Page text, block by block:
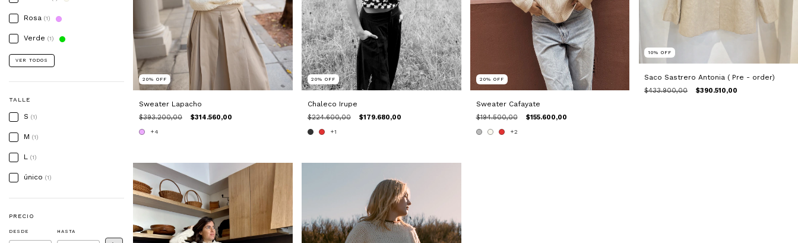
Rosa (1)
Verde (1)
VER TODOS
TALLE
S (1)
M (1)
L (1)
único (1)
PRECIO
DESDE HASTA
20% OFF
Sweater Lapacho
$393.200,00 $314.560,00
+4
20% OFF
Chaleco Irupe
$224.600,00 $179.680,00
+1
20% OFF
Sweater Cafayate
$194.500,00 $155.600,00
+2
10%OFF
Saco Sastrero Antonia ( Pre - order)
$433.900,00 $390.510,00